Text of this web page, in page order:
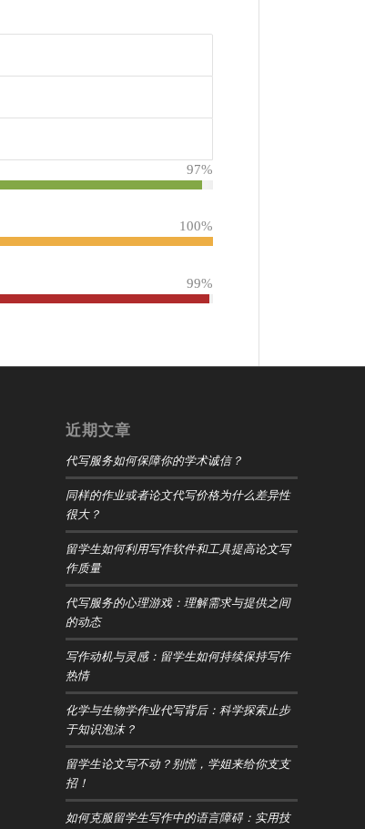
97%
100%
99%
近期文章
代写服务如何保障你的学术诚信？
同样的作业或者论文代写价格为什么差异性
很大？
留学生如何利用写作软件和工具提高论文写
作质量
代写服务的心理游戏：理解需求与提供之间
的动态
写作动机与灵感：留学生如何持续保持写作
热情
化学与生物学作业代写背后：科学探索止步
于知识泡沫？
留学生论文写不动？别慌，学姐来给你支支
招！
如何克服留学生写作中的语言障碍：实用技